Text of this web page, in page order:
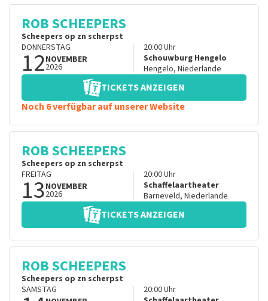
ROB SCHEEPERS
Scheepers op zn scherpst
DONNERSTAG
12NOVEMBER
2026
20:00Uhr
Schouwburg Hengelo
Hengelo, Niederlande
TICKETS ANZEIGEN
Noch 6 verfügbar auf unserer Website
ROB SCHEEPERS
Scheepers op zn scherpst
FREITAG
13NOVEMBER
2026
20:00Uhr
Schaffelaartheater
Barneveld, Niederlande
TICKETS ANZEIGEN
ROB SCHEEPERS
Scheepers op zn scherpst
SAMSTAG
20:00Uhr